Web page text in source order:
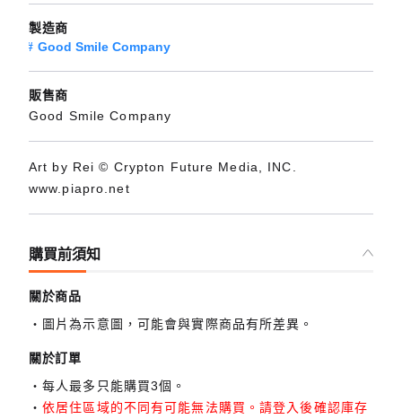
製造商
Good Smile Company
販售商
Good Smile Company
Art by Rei © Crypton Future Media, INC.
www.piapro.net
購買前須知
關於商品
圖片為示意圖，可能會與實際商品有所差異。
關於訂單
每人最多只能購買3個。
依居住區域的不同有可能無法購買。請登入後確認庫存